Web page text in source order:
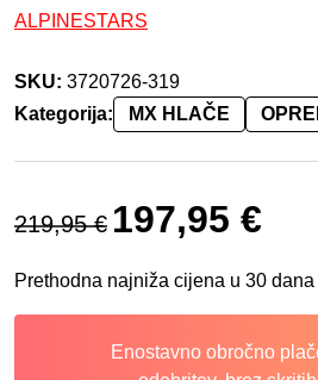
ALPINESTARS
SKU: 3720726-319
Kategorija:
MX HLAČE
219,95€
Izvorna cijena bila je:
197,95 €
Prethodna najniža cijena u 30 dana
Enostavno obročno